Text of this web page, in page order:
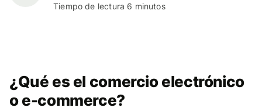
Tiempo de lectura 6 minutos
¿Qué es el comercio electrónico
o e-commerce?